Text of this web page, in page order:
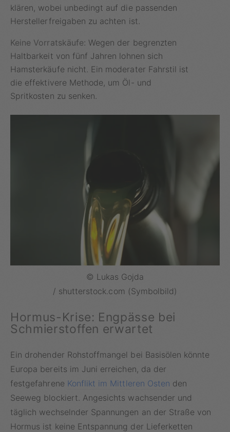
klären, wobei unbedingt auf die passenden
Herstellerfreigaben zu achten ist.
Keine Vorratskäufe: Wegen der begrenzten
Haltbarkeit von fünf Jahren lohnen sich
Hamsterkäufe nicht. Ein moderater Fahrstil ist
die effektivere Methode, um Öl- und
Spritkosten zu senken.
© Lukas Gojda
/ shutterstock.com (Symbolbild)
Hormus-Krise: Engpässe bei
Schmierstoffen erwartet
Ein drohender Rohstoffmangel bei Basisölen könnte
Europa bereits im Juni erreichen, da der
festgefahrene Konflikt im Mittleren Osten den
Seeweg blockiert. Angesichts wachsender und
täglich wechselnder Spannungen an der Straße von
Hormus ist keine Entspannung der Lieferketten